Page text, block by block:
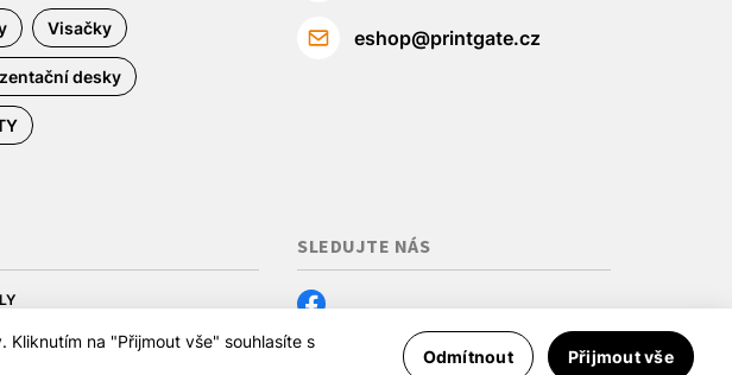
Visačky
desky
eshop@printgate.cz
Zásady používání souborů cookie
SLEDUJTE NÁS
na "Přijmout vše" souhlasíte s
Odmítnout Přijmout vše